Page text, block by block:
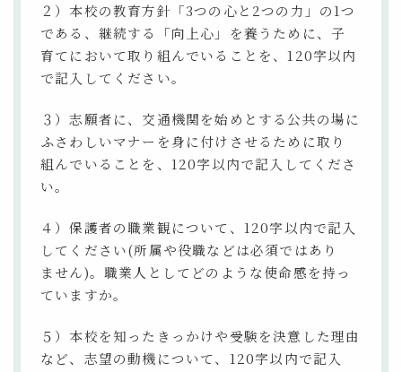
２）本校の教育方針「3つの心と2つの力」の1つ
である、継続する「向上心」を養うために、子
育てにおいて取り組んでいることを、120字以内
で記入してください。
３）志願者に、交通機関を始めとする公共の場に
ふさわしいマナーを身に付けさせるために取り
組んでいることを、120字以内で記入してくださ
い。
４）保護者の職業観について、120字以内で記入
してください(所属や役職などは必須ではあり
ません)。職業人としてどのような使命感を持っ
ていますか。
５）本校を知ったきっかけや受験を決意した理由
など、志望の動機について、120字以内で記入